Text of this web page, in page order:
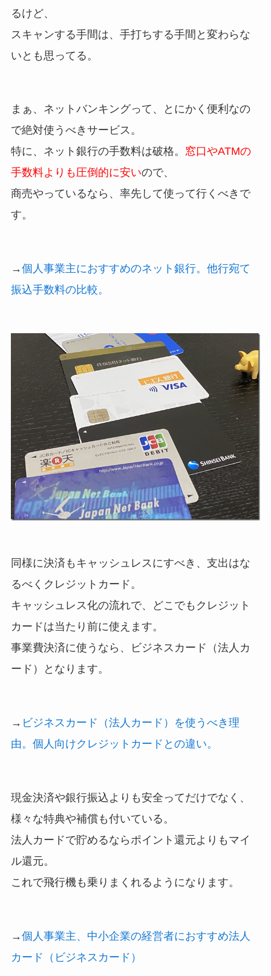
るけど、
スキャンする手間は、手打ちする手間と変わらな
いとも思ってる。
まぁ、ネットバンキングって、とにかく便利なの
で絶対使うべきサービス。
特に、ネット銀行の手数料は破格。 窓口やATMの
手数料よりも圧倒的に安いので、
商売やっているなら、率先して使って行くべきで
す。
→個人事業主におすすめのネット銀行。他行宛て
振込手数料の比較。
同様に決済もキャッシュレスにすべき、支出はな
るべくクレジットカード。
キャッシュレス化の流れで、どこでもクレジット
カードは当たり前に使えます。
事業費決済に使うなら、ビジネスカード（法人カ
ード）となります。
→ ビジネスカード（法人カード）を使うべき理
由。個人向けクレジットカードとの違い。
現金決済や銀行振込よりも安全ってだけでなく、
様々な特典や補償も付いている。
法人カードで貯めるならポイント還元よりもマイ
ル還元。
これで飛行機も乗りまくれるようになります。
→個人事業主、中小企業の経営者におすすめ法人
カード（ビジネスカード）